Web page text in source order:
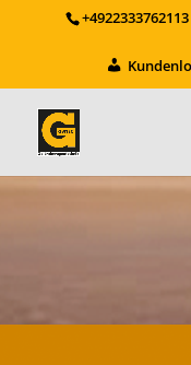
+4922333762113